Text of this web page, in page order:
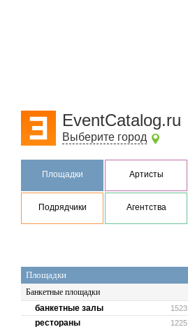
EventCatalog.ru
Выберите город
Площадки Артисты
Подрядчики Агентства
Площадки
Банкетные площадки
1523
банкетные залы
1225
рестораны